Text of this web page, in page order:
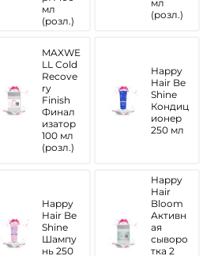
мл
(розл.)
мл
(розл.)
MAXWE
LL Cold
Recove
ry
Finish
Финал
изатор
100 мл
(розл.)
Happy
Hair Be
Shine
Кондиц
ионер
250 мл
Happy
Hair Be
Shine
Шампу
нь 250
Happy
Hair
Bloom
Активн
ая
сыворо
тка 2